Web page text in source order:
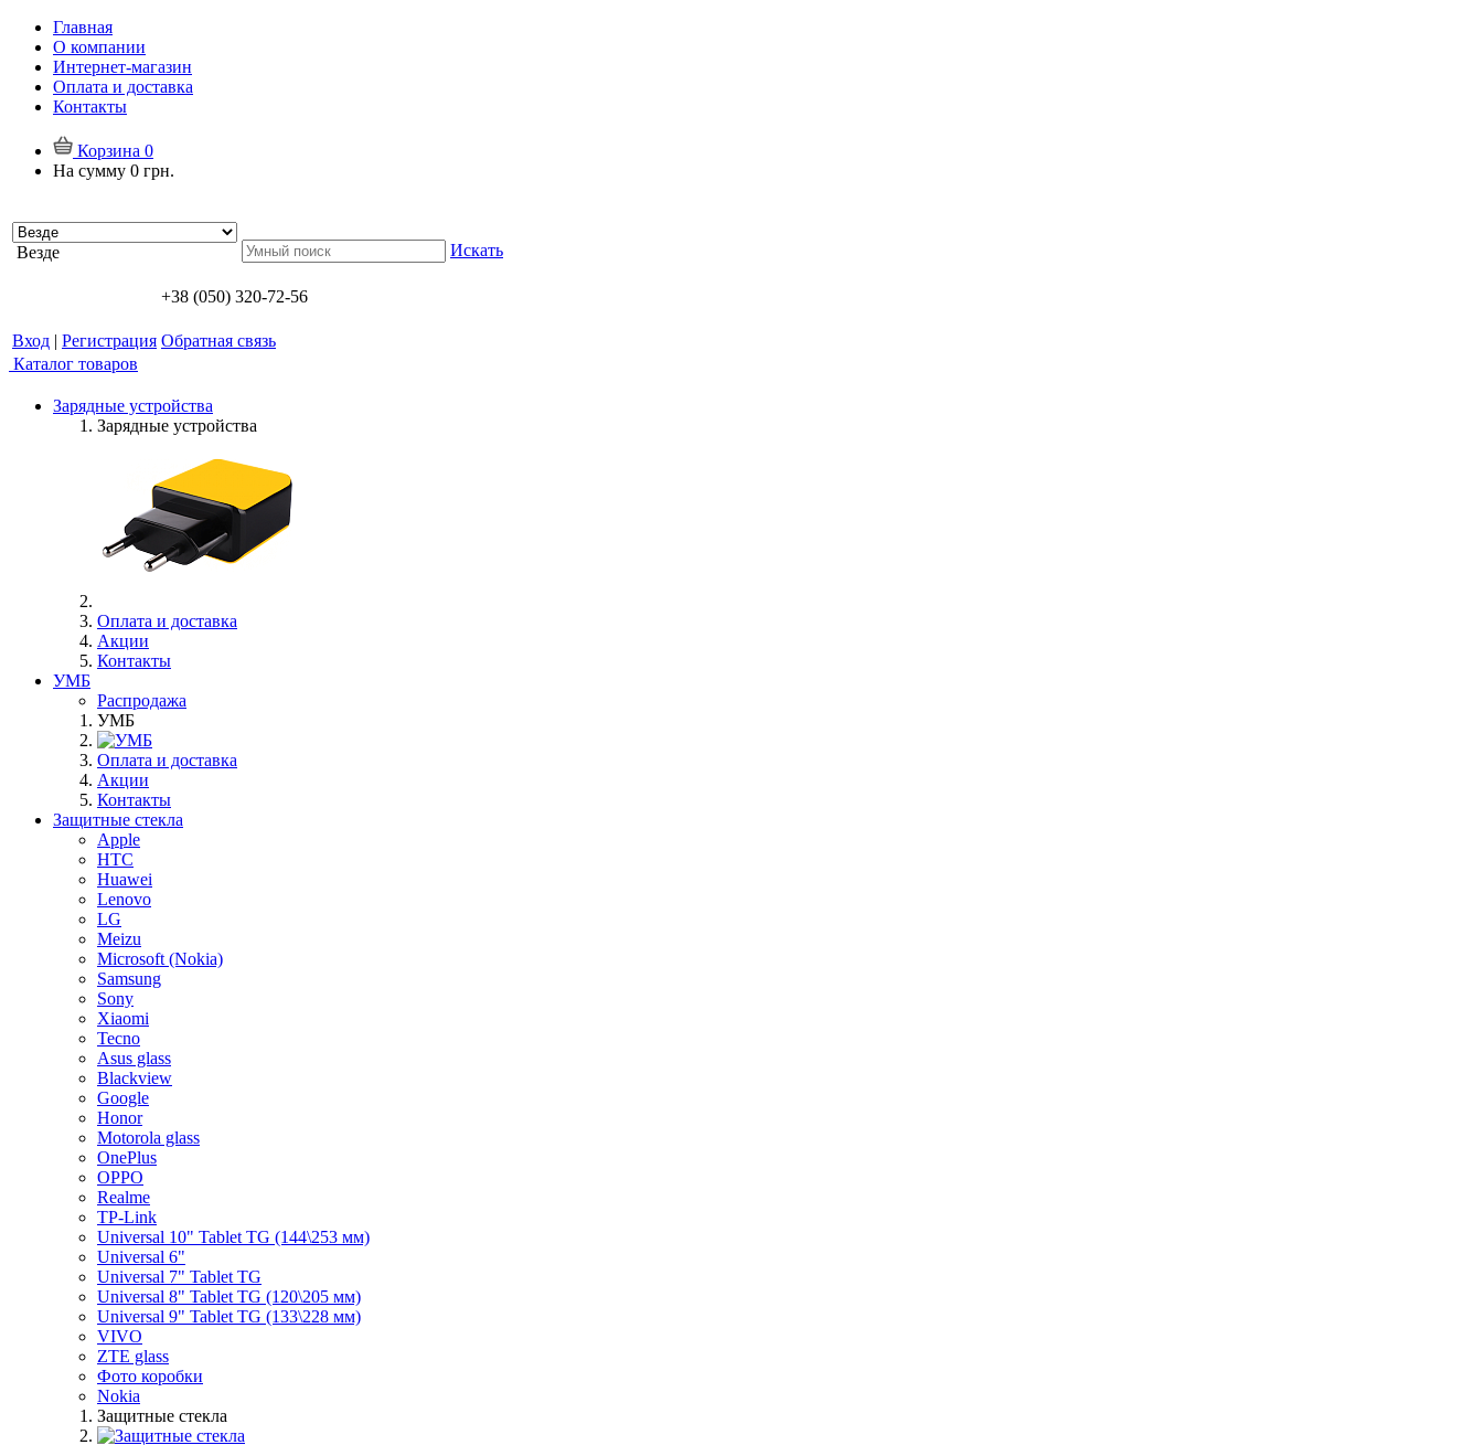
Главная
О компании
Интернет-магазин
Оплата и доставка
Контакты
Корзина 0
На сумму 0 грн.
Везде Искать
+38 (050) 320-72-56
Вход | Регистрация Обратная связь
Каталог товаров
Зарядные устройства
Зарядные устройства
Оплата и доставка
Акции
Контакты
УМБ
Распродажа
УМБ
Оплата и доставка
Акции
Контакты
Защитные стекла
Apple
HTC
Huawei
Lenovo
LG
Meizu
Microsoft (Nokia)
Samsung
Sony
Xiaomi
Tecno
Asus glass
Blackview
Google
Honor
Motorola glass
OnePlus
OPPO
Realme
TP-Link
Universal 10" Tablet TG (144\253 мм)
Universal 6"
Universal 7" Tablet TG
Universal 8" Tablet TG (120\205 мм)
Universal 9" Tablet TG (133\228 мм)
VIVO
ZTE glass
Фото коробки
Nokia
Защитные стекла